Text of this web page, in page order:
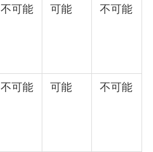
不可能 可能 不可能
不可能 可能 不可能